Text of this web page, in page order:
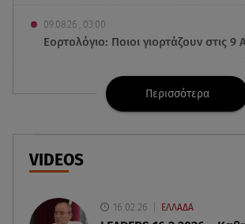
09.08.26 , 03:00
Εορτολόγιο: Ποιοι γιορτάζουν στις
Αττική: Μπαράζ διαρρήξεων – Λεία
από μεζονέτα
08.08.26 , 23:30
Greek Mafia: Χειροπέδες σε
Περισσότερα
VIDEOS
16.02.26 ΕΛΛΑΔΑ